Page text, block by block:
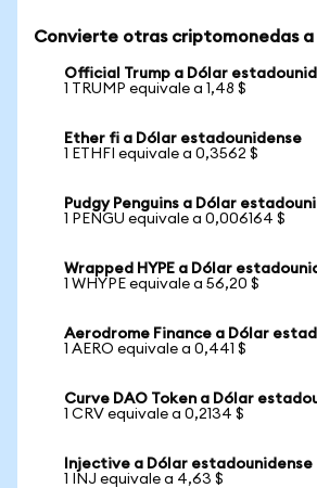
Convierte otras criptomonedas a
Official Trump a Dólar
1 TRUMP equivale a 1,48 $
Ether fi a Dólar estadounidense
1 ETHFI equivale a 0,3562 $
Pudgy Penguins a Dólar
1 PENGU equivale a 0,006164 $
Wrapped HYPE a Dólar
1 WHYPE equivale a 56,20 $
Aerodrome Finance a Dólar
1 AERO equivale a 0,441 $
Curve DAO Token a Dólar
1 CRV equivale a 0,2134 $
Injective a Dólar estadounidense
1 INJ equivale a 4,63 $